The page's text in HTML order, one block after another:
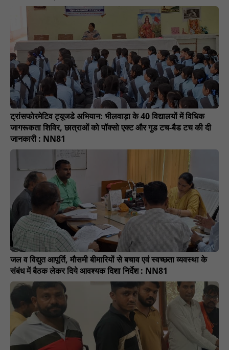
ट्रांसफोरमेटिव ट्यूजडे अभियान: भीलवाड़ा के 40 विद्यालयों में विधिक
जागरूकता शिविर, छात्राओं को पॉक्सो एक्ट और गुड टच-बैड टच की दी
जानकारी : NN81
जल व विद्युत आपूर्ति, मौसमी बीमारियों से बचाव एवं स्वच्छता व्यवस्था के
संबंध में बैठक लेकर दिये आवश्यक दिशा निर्देश : NN81